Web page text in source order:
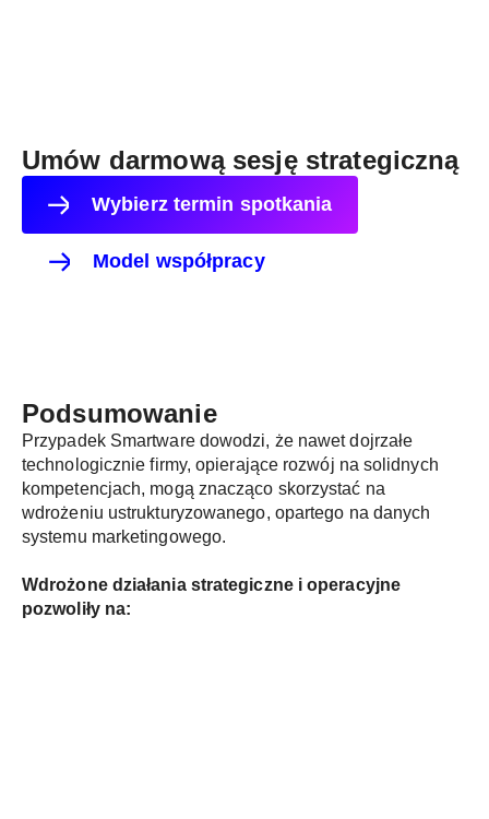
Umów darmową sesję strategiczną
Wybierz termin spotkania
Model współpracy
Podsumowanie
Przypadek Smartware dowodzi, że nawet dojrzałe
technologicznie firmy, opierające rozwój na solidnych
kompetencjach, mogą znacząco skorzystać na
wdrożeniu ustrukturyzowanego, opartego na danych
systemu marketingowego.
Wdrożone działania strategiczne i operacyjne
pozwoliły na: